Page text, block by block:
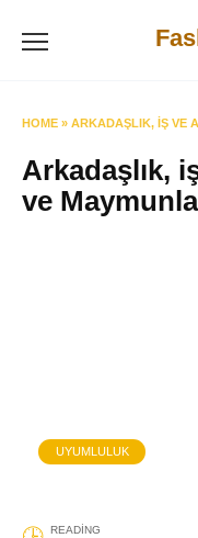
HOME » ARKADAŞLIK, IŞ VE
Arkadaşlık,
ve
UYUMLULUK
READING